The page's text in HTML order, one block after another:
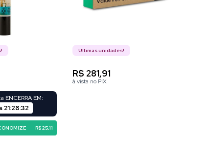
ENCERRA EM:
21:28:31
R$ 25,11
Últimas unidades!
R$ 281,91
à vista no PIX